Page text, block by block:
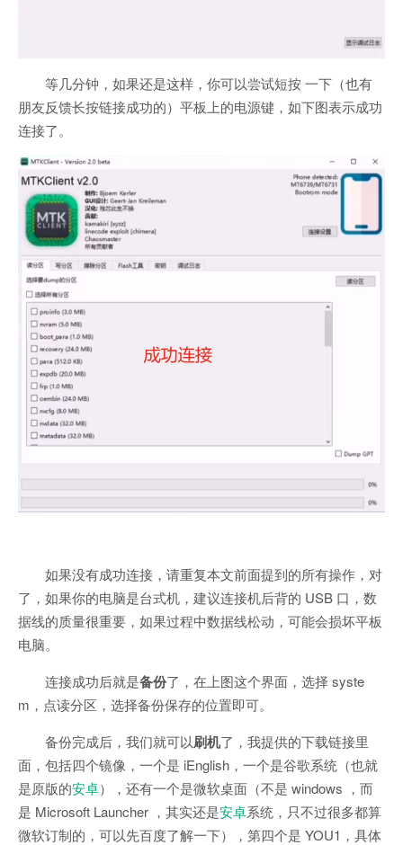
等几分钟，如果还是这样，你可以尝试短按 一下（也有
朋友反馈长按链接成功的）平板上的电源键，如下图表示成功
连接了。
如果没有成功连接，请重复本文前面提到的所有操作，对
了，如果你的电脑是台式机，建议连接机后背的 USB 口，数
据线的质量很重要，如果过程中数据线松动，可能会损坏平板
电脑。
连接成功后就是备份了，在上图这个界面，选择 syste
m，点读分区，选择备份保存的位置即可。
备份完成后，我们就可以刷机了，我提供的下载链接里
面，包括四个镜像，一个是 iEnglish，一个是谷歌系统（也就
是原版的安卓），还有一个是微软桌面（不是 windows ，而
是 Microsoft Launcher ，其实还是安卓系统，只不过很多都算
微软订制的，可以先百度了解一下），第四个是 YOU1，具体